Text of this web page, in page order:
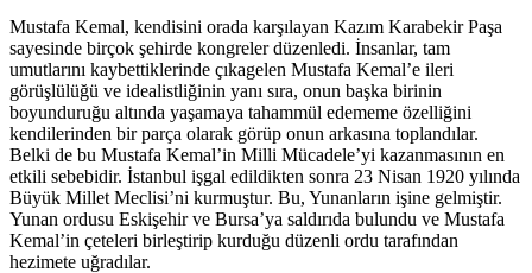
Mustafa Kemal, kendisini orada karşılayan Kazım Karabekir Paşa
sayesinde birçok şehirde kongreler düzenledi. İnsanlar, tam
umutlarını kaybettiklerinde çıkagelen Mustafa Kemal’e ileri
görüşlülüğü ve idealistliğinin yanı sıra, onun başka birinin
boyunduruğu altında yaşamaya tahammül edememe özelliğini
kendilerinden bir parça olarak görüp onun arkasına toplandılar.
Belki de bu Mustafa Kemal’in Milli Mücadele’yi kazanmasının en
etkili sebebidir. İstanbul işgal edildikten sonra 23 Nisan 1920 yılında
Büyük Millet Meclisi’ni kurmuştur. Bu, Yunanların işine gelmiştir.
Yunan ordusu Eskişehir ve Bursa’ya saldırıda bulundu ve Mustafa
Kemal’in çeteleri birleştirip kurduğu düzenli ordu tarafından
hezimete uğradılar.